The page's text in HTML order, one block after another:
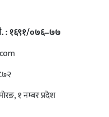
: १६९१/०७६–७७
१ नम्बर प्रदेश